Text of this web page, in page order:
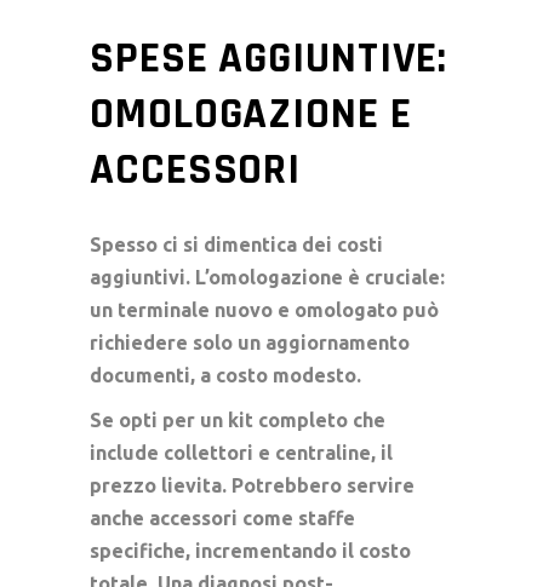
SPESE AGGIUNTIVE:
OMOLOGAZIONE E
ACCESSORI
Spesso ci si dimentica dei costi
aggiuntivi. L’omologazione è cruciale:
un terminale nuovo e omologato può
richiedere solo un aggiornamento
documenti, a costo modesto.
Se opti per un kit completo che
include collettori e centraline, il
prezzo lievita. Potrebbero servire
anche accessori come staffe
specifiche, incrementando il costo